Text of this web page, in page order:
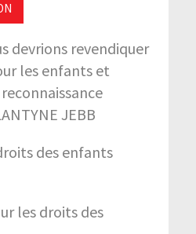
devrions revendiquer
les enfants et
JEBB
des enfants
les droits des